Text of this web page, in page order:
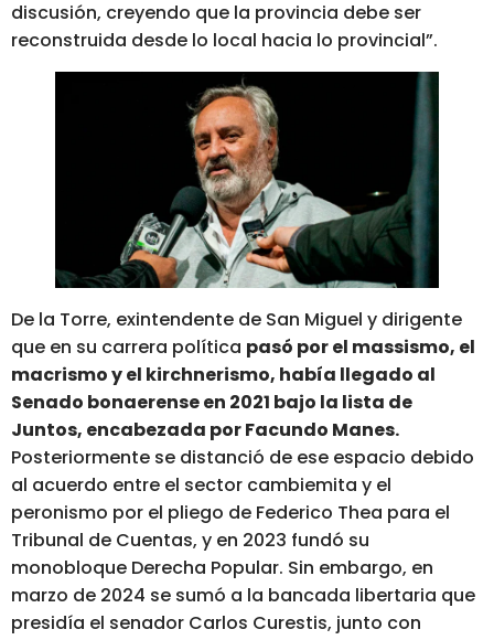
discusión, creyendo que la provincia debe ser
reconstruida desde lo local hacia lo provincial”.
De la Torre, exintendente de San Miguel y dirigente
que en su carrera política pasó por el massismo, el
macrismo y el kirchnerismo, había llegado al
Senado bonaerense en 2021 bajo la lista de
Juntos, encabezada por Facundo Manes.
Posteriormente se distanció de ese espacio debido
al acuerdo entre el sector cambiemita y el
peronismo por el pliego de Federico Thea para el
Tribunal de Cuentas, y en 2023 fundó su
monobloque Derecha Popular. Sin embargo, en
marzo de 2024 se sumó a la bancada libertaria que
presidía el senador Carlos Curestis, junto con